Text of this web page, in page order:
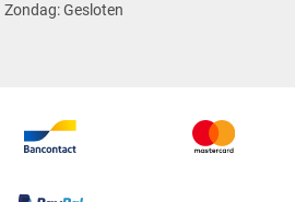
​Zondag: Gesloten